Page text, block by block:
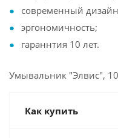
современный
эргономичность;
гараннтия 10 лет.
Умывальник "Элвис",
Как купить